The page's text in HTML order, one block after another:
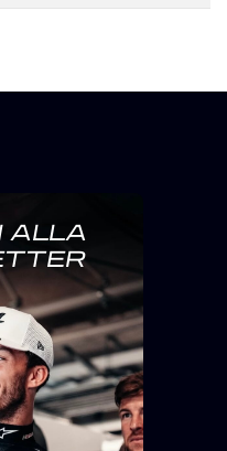
ALLA